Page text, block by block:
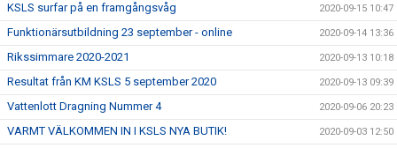
KSLS surfar på en framgångsvåg 2020-09-15 10:47
Funktionärsutbildning 23 september - online 2020-09-14 13:36
Rikssimmare 2020-2021 2020-09-13 10:18
Resultat från KM KSLS 5 september 2020 2020-09-13 09:39
Vattenlott Dragning Nummer 4 2020-09-06 20:23
VARMT VÄLKOMMEN IN I KSLS NYA BUTIK! 2020-09-03 12:50